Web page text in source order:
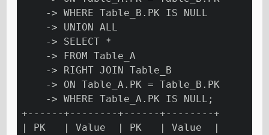
    -> WHERE Table_B.PK IS NULL
    -> UNION ALL
    -> SELECT *
    -> FROM Table_A
    -> RIGHT JOIN Table_B
    -> ON Table_A.PK = Table_B.PK
    -> WHERE Table_A.PK IS NULL;
+------+--------+------+--------+
| PK   | Value  | PK   | Value  |